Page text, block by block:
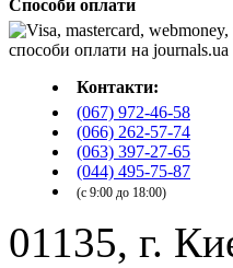
Способи оплати
Контакти:
(067) 972-46-58
(066) 262-57-74
(063) 397-27-65
(044) 495-75-87
(с 9:00 до 18:00)
01135, г.